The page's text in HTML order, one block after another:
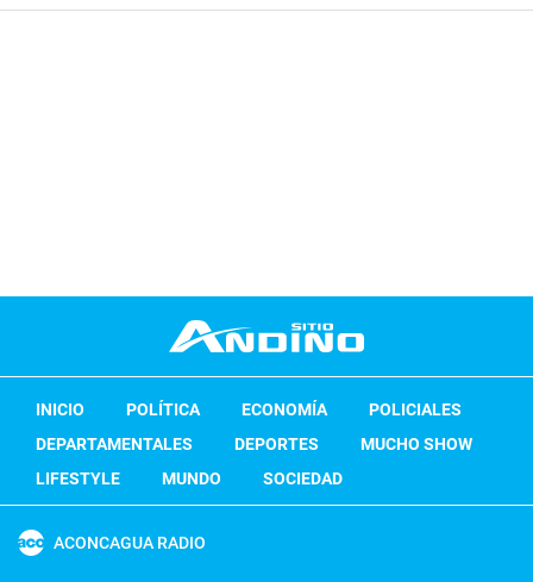
INICIO POLÍTICA ECONOMÍA
POLICIALES
DEPARTAMENTALES
DEPORTES
MUCHO SHOW
LIFESTYLE
MUNDO SOCIEDAD
ACONCAGUA RADIO